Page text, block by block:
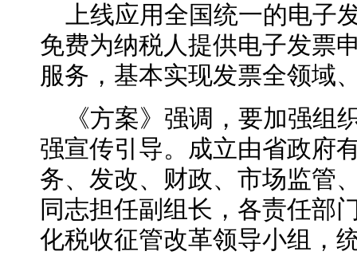
上线应用全国统一的电子
免费为纳税人提供电子发票
服务，基本实现发票全领域
《方案》强调，要加强组
强宣传引导。成立由省政府
务、发改、财政、市场监管
同志担任副组长，各责任部
化税收征管改革领导小组，